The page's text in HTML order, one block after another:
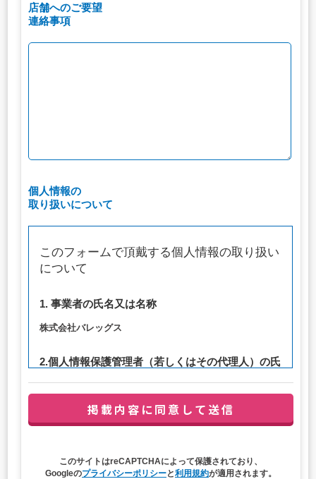
店舗へのご要望
連絡事項
個人情報の
取り扱いについて
このフォームで頂戴する個人情報の取り扱い
について
1. 事業者の氏名又は名称
株式会社バレッグス
2.個人情報保護管理者（若しくはその代理人）の氏
連絡先：privacy@balleggs.co.jp
（1）お問い合わせ対応（本人への連絡を含む）のため
このサイトはreCAPTCHAによって保護されており、
Googleのプライバシーポリシーと利用規約が適用されます。